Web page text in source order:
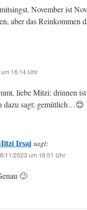
November ist
aber das Reinkommen
16:14 Uhr
liebe Mitzi: drinnen
dazu sagt: gemütlich…😊
Irsajsagt:
11/2023 um 16:51 Uhr
🙂